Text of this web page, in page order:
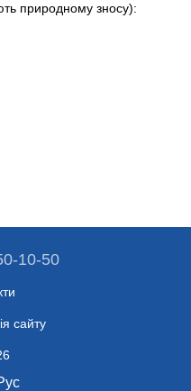
природному зносу):
10-50
сайту